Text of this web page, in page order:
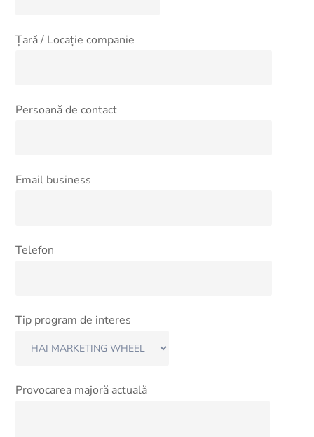
Țară / Locație companie
Persoană de contact
Email business
Telefon
Tip program de interes
Provocarea majoră actuală